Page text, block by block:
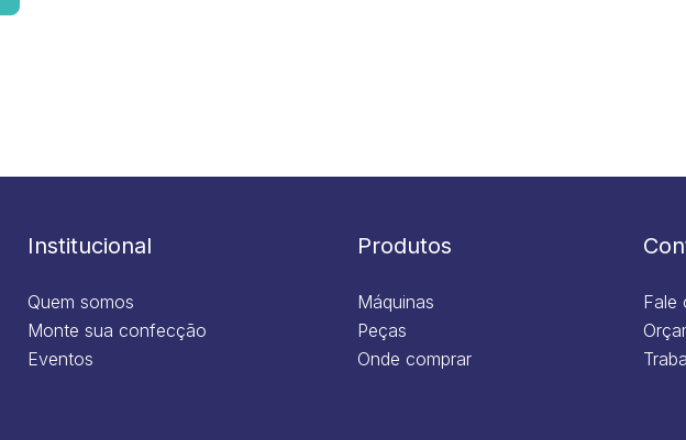
Institucional
Quem somos
Monte sua confecção
Eventos
Produtos
Máquinas
Peças
Onde comprar
Fale